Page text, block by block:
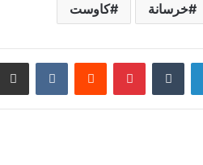
خرسانة كاوست
لينكدإن بينتيريست